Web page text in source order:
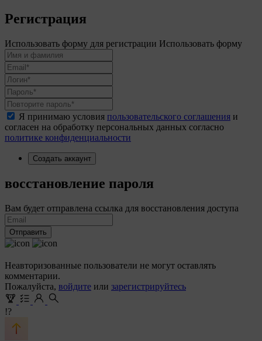
Регистрация
Использовать форму для регистрации Использовать форму
Я принимаю условия пользовательского соглашения и
согласен на обработку персональных данных согласно
политике конфиденциальности
Создать аккаунт
восстановление пароля
Вам будет отправлена ссылка для восстановления доступа
Отправить
Неавторизованные пользователи не могут оставлять
комментарии.
Пожалуйста, войдите или зарегистрируйтесь
!?